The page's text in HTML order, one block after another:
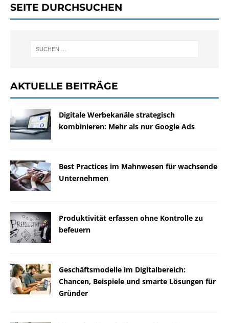
SEITE DURCHSUCHEN
AKTUELLE BEITRÄGE
Digitale Werbekanäle strategisch
kombinieren: Mehr als nur Google Ads
Best Practices im Mahnwesen für wachsende
Unternehmen
Produktivität erfassen ohne Kontrolle zu
befeuern
Geschäftsmodelle im Digitalbereich:
Chancen, Beispiele und smarte Lösungen für
Gründer